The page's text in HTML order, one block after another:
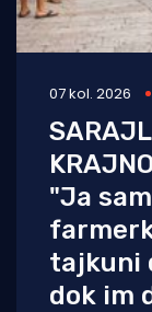
07 kol. 2026
"Ja
tajkuni
dok im